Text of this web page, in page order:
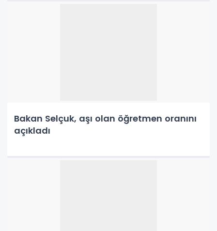
Bakan Selçuk, aşı olan öğretmen oranını
açıkladı